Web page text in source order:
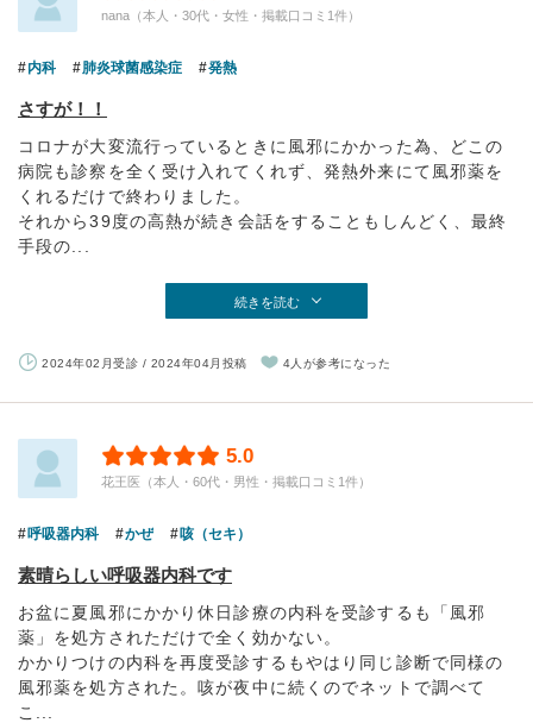
nana（本人・30代・女性・掲載口コミ1件）
内科 肺炎球菌感染症 発熱
さすが！！
コロナが大変流行っているときに風邪にかかった為、どこの
病院も診察を全く受け入れてくれず、発熱外来にて風邪薬を
くれるだけで終わりました。
それから39度の高熱が続き会話をすることもしんどく、最終
手段の...
続きを読む
2024年02月受診 / 2024年04月投稿 4人が参考になった
5.0
花王医（本人・60代・男性・掲載口コミ1件）
呼吸器内科 かぜ 咳（セキ）
素晴らしい呼吸器内科です
お盆に夏風邪にかかり休日診療の内科を受診するも「風邪
薬」を処方されただけで全く効かない。
かかりつけの内科を再度受診するもやはり同じ診断で同様の
風邪薬を処方された。咳が夜中に続くのでネットで調べて
こ...